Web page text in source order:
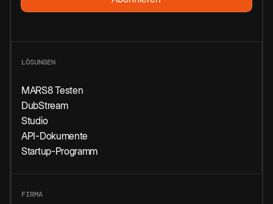
LÖSUNGEN
MARS8 Testen
DubStream
Studio
API-Dokumente
Startup-Programm
FIRMA